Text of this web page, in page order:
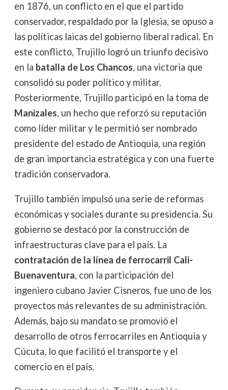
en 1876, un conflicto en el que el partido
conservador, respaldado por la Iglesia, se opuso a
las políticas laicas del gobierno liberal radical. En
este conflicto, Trujillo logró un triunfo decisivo
en la batalla de Los Chancos, una victoria que
consolidó su poder político y militar.
Posteriormente, Trujillo participó en la toma de
Manizales, un hecho que reforzó su reputación
como líder militar y le permitió ser nombrado
presidente del estado de Antioquia, una región
de gran importancia estratégica y con una fuerte
tradición conservadora.
Trujillo también impulsó una serie de reformas
económicas y sociales durante su presidencia. Su
gobierno se destacó por la construcción de
infraestructuras clave para el país. La
contratación de la línea de ferrocarril Cali-
Buenaventura, con la participación del
ingeniero cubano Javier Cisneros, fue uno de los
proyectos más relevantes de su administración.
Además, bajo su mandato se promovió el
desarrollo de otros ferrocarriles en Antioquia y
Cúcuta, lo que facilitó el transporte y el
comercio en el país.